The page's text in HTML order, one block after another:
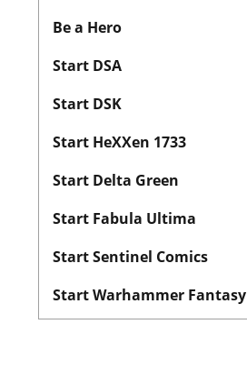
Be a Hero
Start DSA
Start DSK
Start HeXXen 1733
Start Delta Green
Start Fabula Ultima
Start Sentinel Comics
Start Warhammer Fantasy